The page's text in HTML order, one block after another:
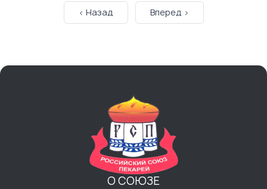
< Назад Вперед >
О СОЮЗЕ